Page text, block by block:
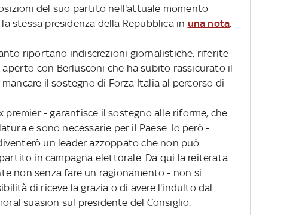
del suo partito nell'attuale momento
stessa presidenza della Repubblica in una nota
riportano indiscrezioni giornalistiche, riferite
con Berlusconi che ha subito rassicurato il
il sostegno di Forza Italia al percorso di
- garantisce il sostegno alle riforme, che
e sono necessarie per il Paese. Io però -
un leader azzoppato che non può
in campagna elettorale. Da qui la reiterata
non senza fare un ragionamento - non si
di riceve la grazia o di avere l'indulto dal
suasion sul presidente del Consiglio.